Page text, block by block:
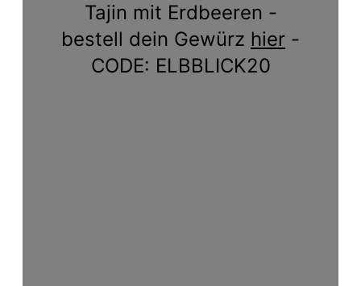
Tajin mit Erdbeeren -
bestell dein Gewürz hier -
CODE: ELBBLICK20